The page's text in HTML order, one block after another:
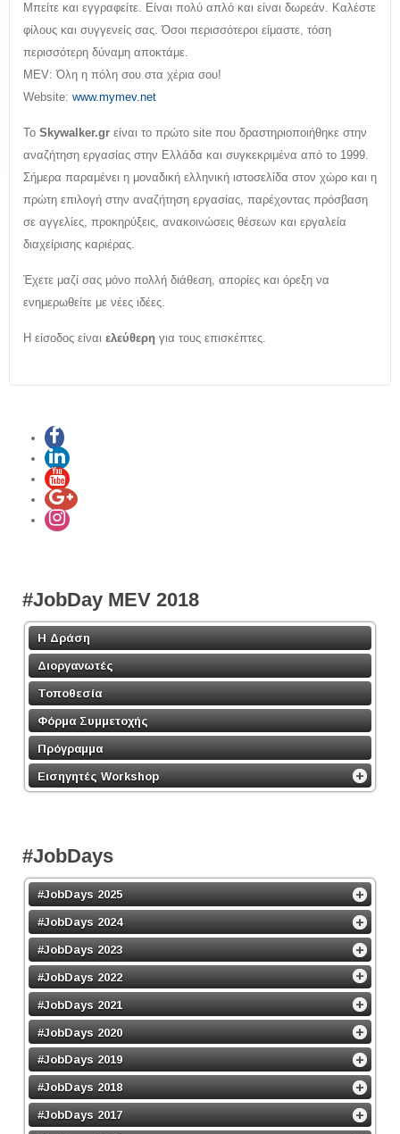
Μπείτε και εγγραφείτε. Είναι πολύ απλό και είναι δωρεάν. Καλέστε
φίλους και συγγενείς σας. Όσοι περισσότεροι είμαστε, τόση
περισσότερη δύναμη αποκτάμε.
MEV: Όλη η πόλη σου στα χέρια σου!
Website: www.mymev.net
Το Skywalker.gr είναι το πρώτο site που δραστηριοποιήθηκε στην
αναζήτηση εργασίας στην Ελλάδα και συγκεκριμένα από το 1999.
Σήμερα παραμένει η μοναδική ελληνική ιστοσελίδα στον χώρο και η
πρώτη επιλογή στην αναζήτηση εργασίας, παρέχοντας πρόσβαση
σε αγγελίες, προκηρύξεις, ανακοινώσεις θέσεων και εργαλεία
διαχείρισης καριέρας.
Έχετε μαζί σας μόνο πολλή διάθεση, απορίες και όρεξη να
ενημερωθείτε με νέες ιδέες.
Η είσοδος είναι ελεύθερη για τους επισκέπτες.
#JobDay MEV 2018
Η Δράση
Διοργανωτές
Τοποθεσία
Φόρμα Συμμετοχής
Πρόγραμμα
Εισηγητές Workshop
#JobDays
#JobDays 2025
#JobDays 2024
#JobDays 2023
#JobDays 2022
#JobDays 2021
#JobDays 2020
#JobDays 2019
#JobDays 2018
#JobDays 2017